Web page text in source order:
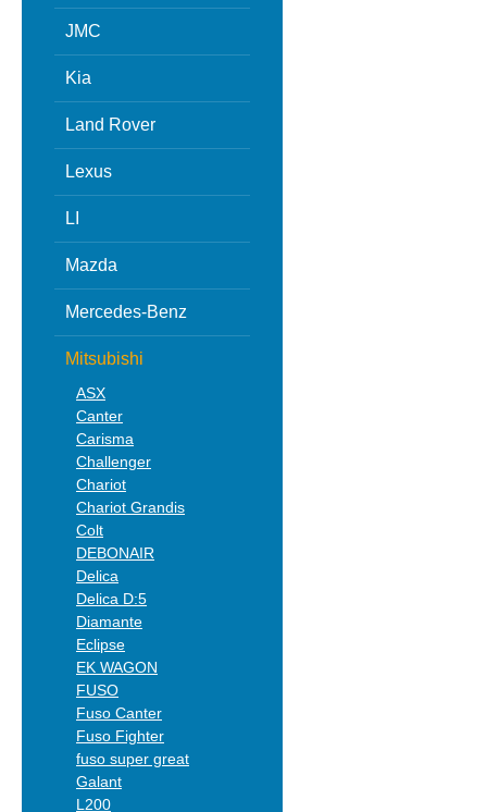
JMC
Kia
Land Rover
Lexus
LI
Mazda
Mercedes-Benz
Mitsubishi
ASX
Canter
Carisma
Challenger
Chariot
Chariot Grandis
Colt
DEBONAIR
Delica
Delica D:5
Diamante
Eclipse
EK WAGON
FUSO
Fuso Canter
Fuso Fighter
fuso super great
Galant
L200